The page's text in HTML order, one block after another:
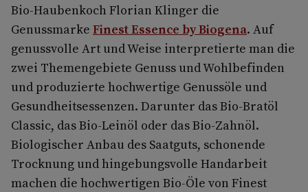
Bio-Haubenkoch Florian Klinger die
Genussmarke Finest Essence by Biogena. Auf
genussvolle Art und Weise interpretierte man die
zwei Themengebiete Genuss und Wohlbefinden
und produzierte hochwertige Genussöle und
Gesundheitsessenzen. Darunter das Bio-Bratöl
Classic, das Bio-Leinöl oder das Bio-Zahnöl.
Biologischer Anbau des Saatguts, schonende
Trocknung und hingebungsvolle Handarbeit
machen die hochwertigen Bio-Öle von Finest